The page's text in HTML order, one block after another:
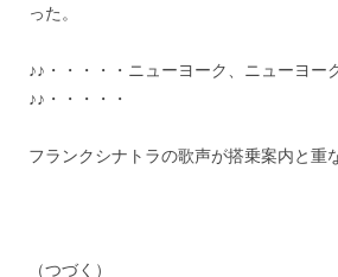
った。
♪♪・・・・・ニューヨーク、ニューヨー
♪♪・・・・・
フランクシナトラの歌声が搭乗案内と重
（つづく）